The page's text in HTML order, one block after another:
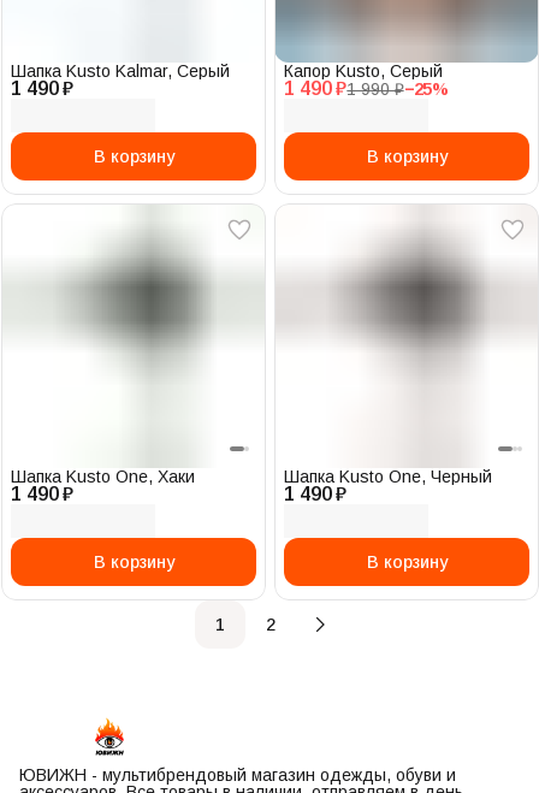
1 490 ₽
Шапка Kusto Kalmar, Серый
В корзину
1 490 ₽1 990 ₽−25%
Капор Kusto, Серый
В корзину
1 490 ₽
Шапка Kusto One, Хаки
В корзину
1 490 ₽
Шапка Kusto One, Черный
В корзину
1 2
ЮВИЖН - мультибрендовый магазин одежды, обуви и